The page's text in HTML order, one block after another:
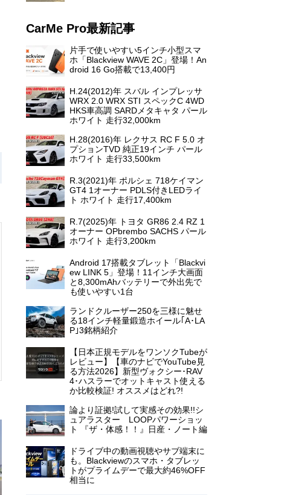
CarMe Pro最新記事
片手で使いやすい5インチ小型スマ
ホ「Blackview WAVE 2C」登場！An
droid 16 Go搭載で13,400円
H.24(2012)年 スバル インプレッサ
WRX 2.0 WRX STI スペックC 4WD
HKS車高調 SARDメタキャタ パール
ホワイト 走行32,000km
H.28(2016)年 レクサス RC F 5.0 オ
プションTVD 純正19インチ パール
ホワイト 走行33,500km
R.3(2021)年 ポルシェ 718ケイマン
GT4 1オーナー PDLS付きLEDライ
ト ホワイト 走行17,400km
R.7(2025)年 トヨタ GR86 2.4 RZ 1
オーナー OPbrembo SACHS パール
ホワイト 走行3,200km
Android 17搭載タブレット「Blackvi
ew LINK 5」登場！11インチ大画面
と8,300mAhバッテリーで外出先で
も使いやすい1台
ランドクルーザー250を三様に魅せ
る18インチ軽量鍛造ホイール｢A･LA
P｣3銘柄紹介
【日本正規モデルをワンソクTubeが
レビュー】【車のナビでYouTube見
る方法2026】新型ヴォクシー･RAV
4･ハスラーでオットキャスト使える
か比較検証! オススメはどれ?!
論より証拠!試して実感その効果!!シ
ュアラスター LOOPパワーショッ
ト 『ザ・体感！！』日産・ノート編
ドライブ中の動画視聴やサブ端末に
も。Blackviewのスマホ・タブレッ
トがプライムデーで最大約46%OFF
相当に